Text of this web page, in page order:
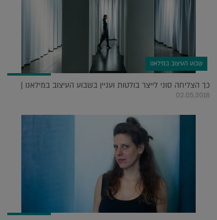
שבוע העיצוב במילאנו
כך הצליחה סוני לייצר בולטות ועניין בשבוע העיצוב במילאנו |
02.05.2018